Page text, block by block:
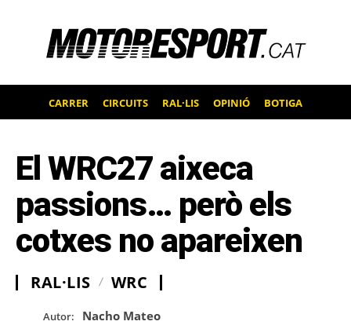
CARRER CIRCUITS RAL·LIS OPINIÓ BOTIGA
El WRC27 aixeca
passions… però els
cotxes no apareixen
RAL·LIS WRC
Autor: Nacho Mateo